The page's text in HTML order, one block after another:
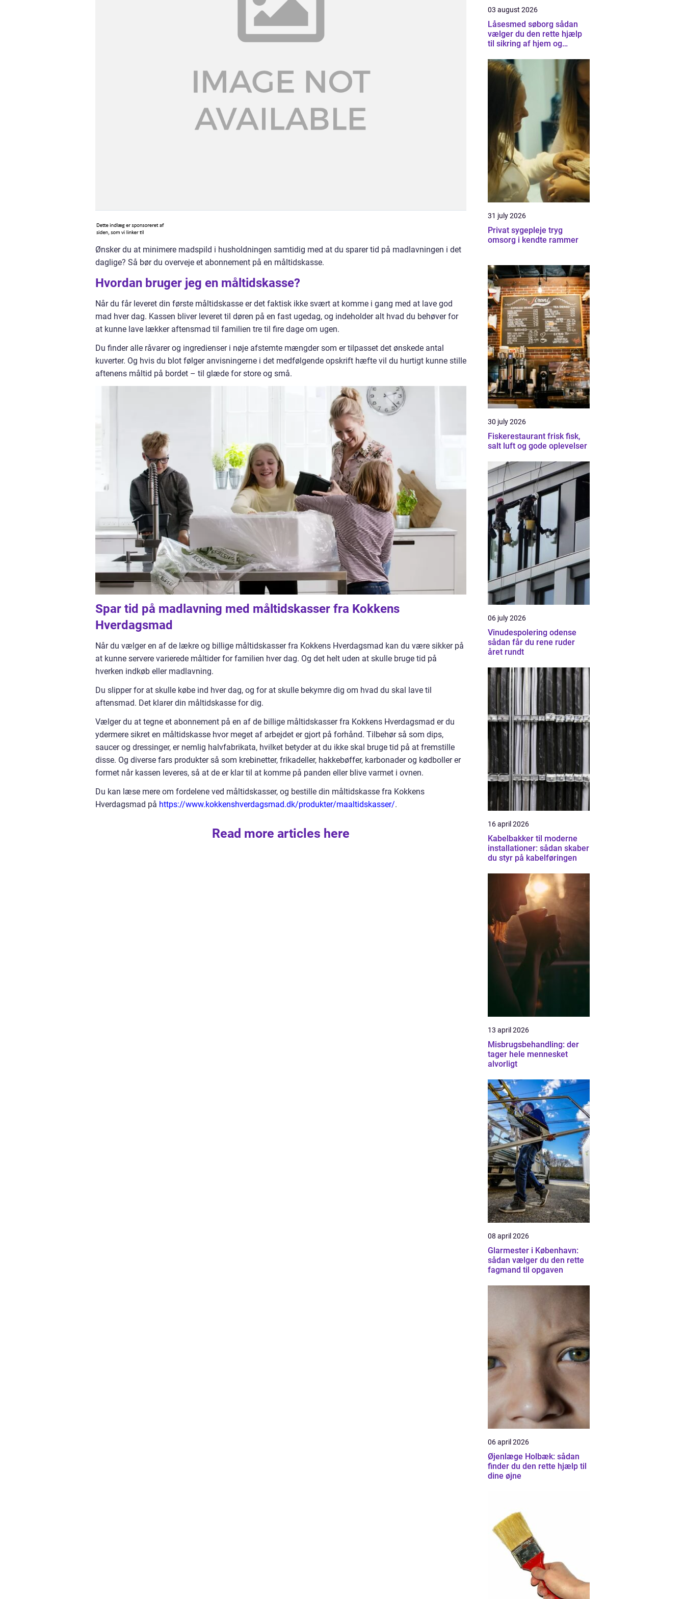
Ønsker du at minimere madspild i husholdningen samtidig med at du sparer tid på madlavningen i det
daglige? Så bør du overveje et abonnement på en måltidskasse.
Hvordan bruger jeg en måltidskasse?
Når du får leveret din første måltidskasse er det faktisk ikke svært at komme i gang med at lave god
mad hver dag. Kassen bliver leveret til døren på en fast ugedag, og indeholder alt hvad du behøver for
at kunne lave lækker aftensmad til familien tre til fire dage om ugen.
Du finder alle råvarer og ingredienser i nøje afstemte mængder som er tilpasset det ønskede antal
kuverter. Og hvis du blot følger anvisningerne i det medfølgende opskrift hæfte vil du hurtigt kunne stille
aftenens måltid på bordet – til glæde for store og små.
Spar tid på madlavning med måltidskasser fra Kokkens
Hverdagsmad
Når du vælger en af de lækre og billige måltidskasser fra Kokkens Hverdagsmad kan du være sikker på
at kunne servere varierede måltider for familien hver dag. Og det helt uden at skulle bruge tid på
hverken indkøb eller madlavning.
Du slipper for at skulle købe ind hver dag, og for at skulle bekymre dig om hvad du skal lave til
aftensmad. Det klarer din måltidskasse for dig.
Vælger du at tegne et abonnement på en af de billige måltidskasser fra Kokkens Hverdagsmad er du
ydermere sikret en måltidskasse hvor meget af arbejdet er gjort på forhånd. Tilbehør så som dips,
saucer og dressinger, er nemlig halvfabrikata, hvilket betyder at du ikke skal bruge tid på at fremstille
disse. Og diverse fars produkter så som krebinetter, frikadeller, hakkebøffer, karbonader og kødboller er
formet når kassen leveres, så at de er klar til at komme på panden eller blive varmet i ovnen.
Du kan læse mere om fordelene ved måltidskasser, og bestille din måltidskasse fra Kokkens
Hverdagsmad på https://www.kokkenshverdagsmad.dk/produkter/maaltidskasser/.
Read more articles here
03 august 2026
Låsesmed søborg sådan
vælger du den rette hjælp
til sikring af hjem og
31 july 2026
Privat sygepleje tryg
omsorg i kendte rammer
30 july 2026
Fiskerestaurant frisk fisk,
salt luft og gode oplevelser
06 july 2026
Vinudespolering odense
sådan får du rene ruder
året rundt
16 april 2026
Kabelbakker til moderne
installationer: sådan skaber
du styr på kabelføringen
13 april 2026
Misbrugsbehandling: der
tager hele mennesket
alvorligt
08 april 2026
Glarmester i København:
sådan vælger du den rette
fagmand til opgaven
06 april 2026
Øjenlæge Holbæk: sådan
finder du den rette hjælp til
dine øjne